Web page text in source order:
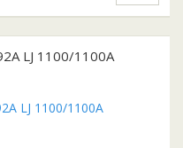
LJ 1100/1100A